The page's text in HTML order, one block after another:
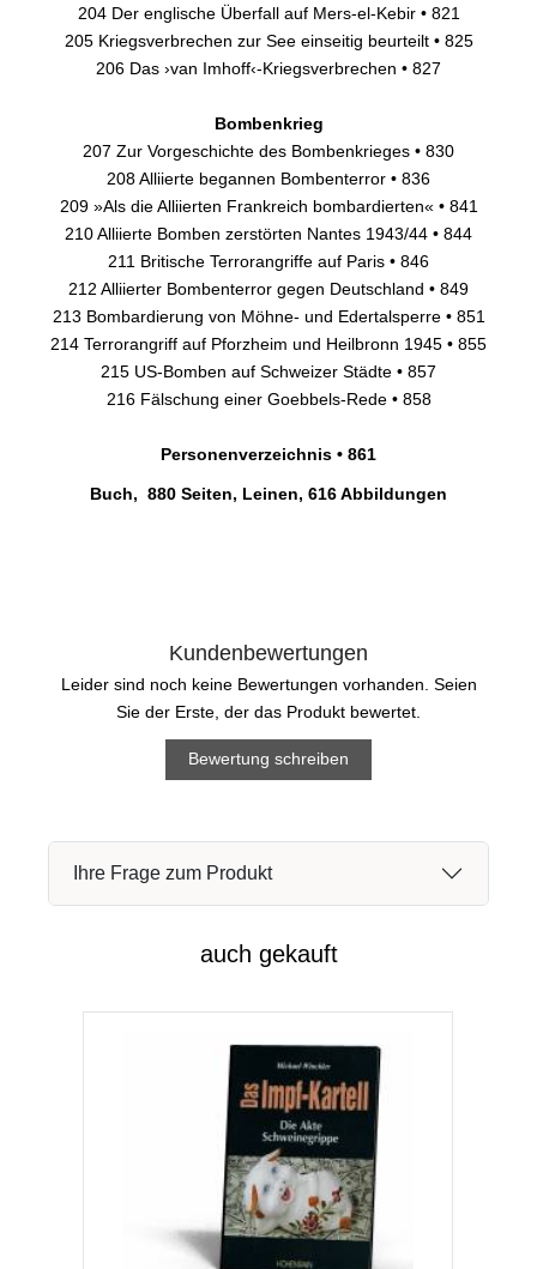
204 Der englische Überfall auf Mers-el-Kebir • 821
205 Kriegsverbrechen zur See einseitig beurteilt • 825
206 Das ›van Imhoff‹-Kriegsverbrechen • 827
Bombenkrieg
207 Zur Vorgeschichte des Bombenkrieges • 830
208 Alliierte begannen Bombenterror • 836
209 »Als die Alliierten Frankreich bombardierten« • 841
210 Alliierte Bomben zerstörten Nantes 1943/44 • 844
211 Britische Terrorangriffe auf Paris • 846
212 Alliierter Bombenterror gegen Deutschland • 849
213 Bombardierung von Möhne- und Edertalsperre • 851
214 Terrorangriff auf Pforzheim und Heilbronn 1945 • 855
215 US-Bomben auf Schweizer Städte • 857
216 Fälschung einer Goebbels-Rede • 858
Personenverzeichnis • 861
Buch, 880 Seiten, Leinen, 616 Abbildungen
Kundenbewertungen
Leider sind noch keine Bewertungen vorhanden. Seien
Sie der Erste, der das Produkt bewertet.
Bewertung schreiben
Ihre Frage zum Produkt
auch gekauft